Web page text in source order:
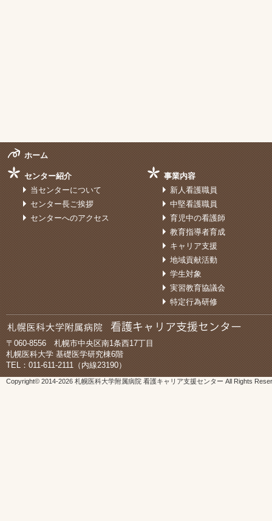
ホーム
センター紹介
当センターについて
センター長ご挨拶
センターへのアクセス
事業内容
新人看護職員
中堅看護職員
育児中の看護師
教育指導者育成
キャリア支援
地域貢献活動
学生対象
実習教育協議会
特定行為研修
〒060-8556 札幌市中央区南1条西17丁目
札幌医科大学 基礎医学研究棟6階
TEL：011-611-2111（内線23190）
Copyright© 2014-2026 札幌医科大学附属病院 看護キャリア支援センター All Rights